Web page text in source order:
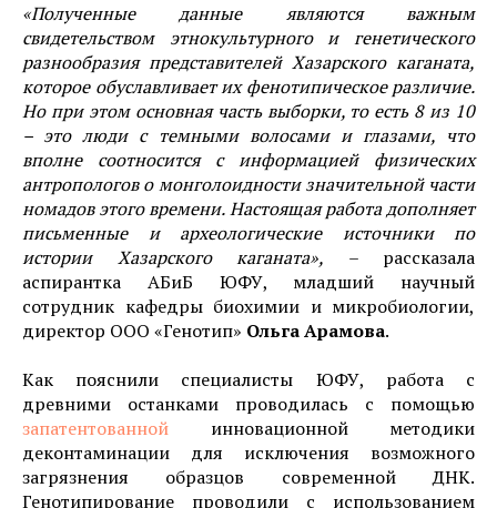
«Полученные данные являются важным
свидетельством этнокультурного и генетического
разнообразия представителей Хазарского каганата,
которое обуславливает их фенотипическое различие.
Но при этом основная часть выборки, то есть 8 из 10
– это люди с темными волосами и глазами, что
вполне соотносится с информацией физических
антропологов о монголоидности значительной части
номадов этого времени. Настоящая работа дополняет
письменные и археологические источники по
истории Хазарского каганата», – рассказала
аспирантка АБиБ ЮФУ, младший научный
сотрудник кафедры биохимии и микробиологии,
директор ООО «Генотип» Ольга Арамова.
Как пояснили специалисты ЮФУ, работа с
древними останками проводилась с помощью
запатентованной инновационной методики
деконтаминации для исключения возможного
загрязнения образцов современной ДНК.
Генотипирование проводили с использованием